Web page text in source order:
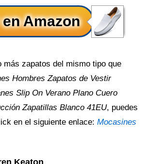
más zapatos del mismo tipo que
Hombres Zapatos de Vestir
Slip On Verano Plano Cuero
Zapatillas Blanco 41EU, puedes
en el siguiente enlace: Mocasines
Keaton